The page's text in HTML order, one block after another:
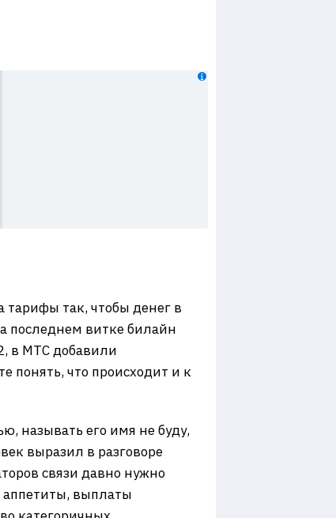
так, чтобы денег в
последнем витке билайн
в МТС добавили
понять, что происходит и к
называть его имя не буду,
выразил в разговоре
связи давно нужно
аппетиты, выплаты